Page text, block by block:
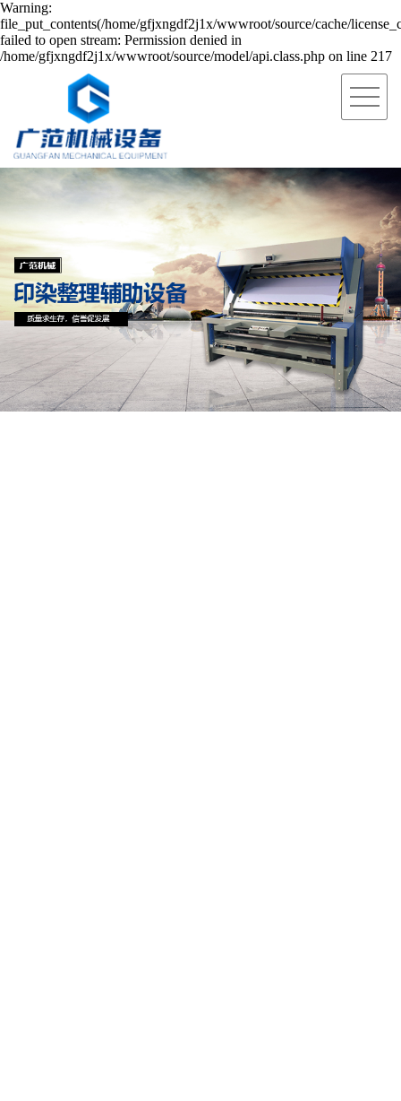
Warning:
file_put_contents(/home/gfjxngdf2j1x/wwwroot/source/cache/
failed to open stream: Permission denied in
/home/gfjxngdf2j1x/wwwroot/source/model/api.class.php on line 217